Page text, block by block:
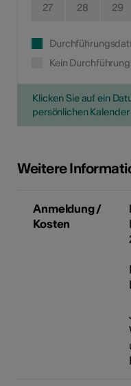
27 28 29
Kein
Klicken Sie auf ein
persönlichen
Weitere
Anmeldung /
Kosten